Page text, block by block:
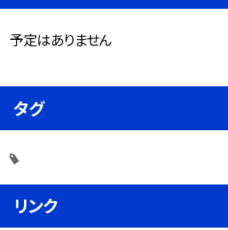
予定はありません
タグ
リンク